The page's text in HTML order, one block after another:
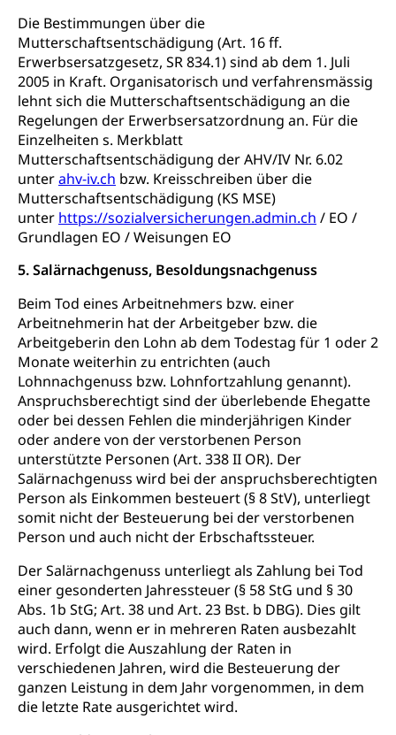
Die Bestimmungen über die
Mutterschaftsentschädigung (Art. 16 ff.
Erwerbsersatzgesetz, SR 834.1) sind ab dem 1. Juli
2005 in Kraft. Organisatorisch und verfahrensmässig
lehnt sich die Mutterschaftsentschädigung an die
Regelungen der Erwerbsersatzordnung an. Für die
Einzelheiten s. Merkblatt
Mutterschaftsentschädigung der AHV/IV Nr. 6.02
unterahv-iv.ch bzw. Kreisschreiben über die
Mutterschaftsentschädigung (KS MSE)
unter https://sozialversicherungen.admin.ch / EO /
Grundlagen EO / Weisungen EO
5. Salärnachgenuss, Besoldungsnachgenuss
Beim Tod eines Arbeitnehmers bzw. einer
Arbeitnehmerin hat der Arbeitgeber bzw. die
Arbeitgeberin den Lohn ab dem Todestag für 1 oder 2
Monate weiterhin zu entrichten (auch
Lohnnachgenuss bzw. Lohnfortzahlung genannt).
Anspruchsberechtigt sind der überlebende Ehegatte
oder bei dessen Fehlen die minderjährigen Kinder
oder andere von der verstorbenen Person
unterstützte Personen (Art. 338 II OR). Der
Salärnachgenuss wird bei der anspruchsberechtigten
Person als Einkommen besteuert (§ 8 StV), unterliegt
somit nicht der Besteuerung bei der verstorbenen
Person und auch nicht der Erbschaftssteuer.
Der Salärnachgenuss unterliegt als Zahlung bei Tod
einer gesonderten Jahressteuer (§ 58 StG und § 30
Abs. 1b StG; Art. 38 und Art. 23 Bst. b DBG). Dies gilt
auch dann, wenn er in mehreren Raten ausbezahlt
wird. Erfolgt die Auszahlung der Raten in
verschiedenen Jahren, wird die Besteuerung der
ganzen Leistung in dem Jahr vorgenommen, in dem
die letzte Rate ausgerichtet wird.
Kantonsstrassen
Zivilstand
Geburt, Heirat, Ehe, Partnerschaft, Tod,
Zivilstandsamt, Zivilstandsregiste
Zivilstandswesen
Adoption
Adoptivkind, Adoptiveltern, Adoptionsvermittlung,
Adoptionsverfahren, elterliche Gewalt, elterliche
Sorge
Adoption
Aufenthaltsbewilligungen
Niederlassungsbewilligung, Aufenthalt,
Niederlassung, Wohnsitz
Amt für Migration
Ausweise und Bescheinigungen
Reisepass, Identitätskarte, Visum, Geburtsurkunde
Jagdausweis, Fischereiausweis
Strafregisterauszug bestellen
Waffen, Sprengstoffe und Pyrotechnik
Reisepass, Identitätskarte
Strassenverkehrsamt (Führerausweis,
Fahrzeugausweis)
Namensänderungen
Einbürgerung
Nationalität, Staatsangehörigkeit,
Staatsbürgerschaft, Bürgerrecht, Erwerb des
Bürgerrechts, Verlust des Bürgerrechts,
Einbürgerungsverfahren
Einbürgerungen
Geburt
Geburtsurkunde, Geburtsschein, Geburtsanzeige
Familienzulagen (WAS Luzern)
Schwangerschaft / Geburt (gruezi.lu.ch)
Kinder und Jugendliche
Mündigkeit, Kindesschutz, Jugendschutz
Kinder- und Jugendförderung
Psychische Gesundheit
IV für Kinder und Jugendliche (WAS Luzern)
Pflege / Pflegeheim
Hauspflege, spitalexterne Pflege, Spitex
Betreuende Angehörige
Pflegeheimliste und freie Pflegeplätze
Religion
Kirche, Gottesdienst, Seelsorge,
Religionsgemeinschaft